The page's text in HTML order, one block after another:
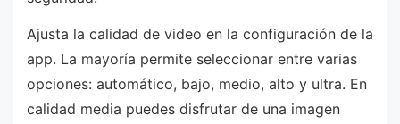
Ajusta la calidad de video en la configuración de la
app. La mayoría permite seleccionar entre varias
opciones: automático, bajo, medio, alto y ultra. En
calidad media puedes disfrutar de una imagen